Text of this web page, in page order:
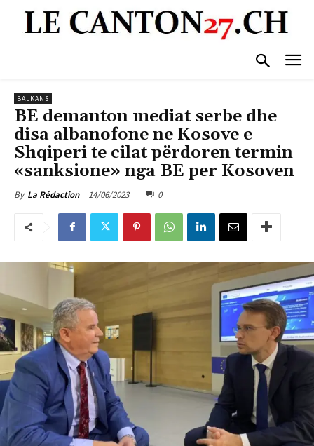
BALKANS
BE demanton mediat serbe dhe
disa albanofone ne Kosove e
Shqiperi te cilat përdoren termin
«sanksione» nga BE per Kosoven
By La Rédaction 14/06/2023 0